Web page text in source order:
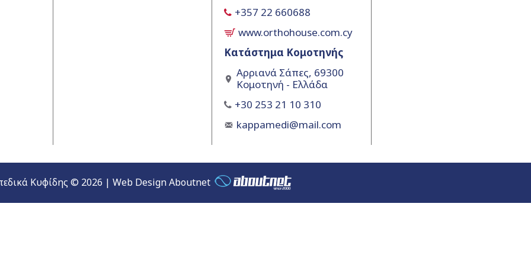
+357 22 660688
www.orthohouse.com.cy
Κατάστημα Κομοτηνής
Αρριανά Σάπες, 69300
Κομοτηνή - Ελλάδα
+30 253 21 10 310
kappamedi@mail.com
Κυφίδης © 2026 | Web Design Aboutnet